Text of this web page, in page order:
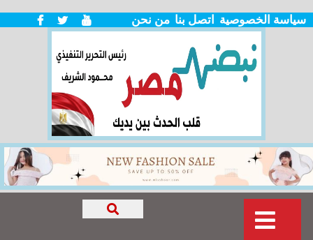
من نحن اتصل بنا سياسة الخصوصية